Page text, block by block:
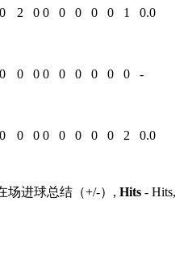
0 2 0 0 0 0 0 0 1 0.0
0 0 0 0 0 0 0 0 0 -
0 0 0 0 0 0 0 0 2 0.0
场进球总结（+/-）, Hits - Hits,